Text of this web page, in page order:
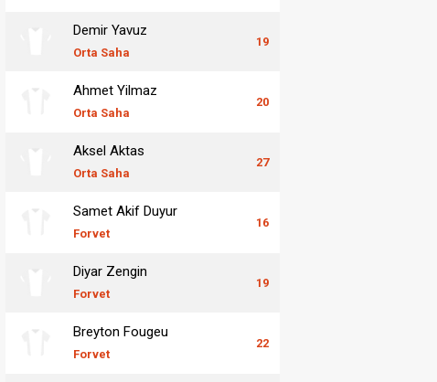
Demir Yavuz
Orta Saha
19
Ahmet Yilmaz
Orta Saha
20
Aksel Aktas
Orta Saha
27
Samet Akif Duyur
Forvet
16
Diyar Zengin
Forvet
19
Breyton Fougeu
Forvet
22